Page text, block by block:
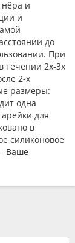
и
и
до
При
течении 2х-3х
2-х
размеры:
одна
для
в
силиконовое
Ваше